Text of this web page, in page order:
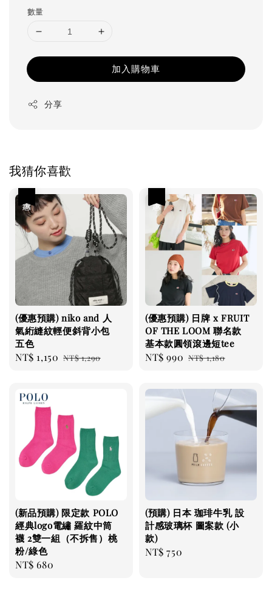
數量
加入購物車
分享
我猜你喜歡
(優惠預購) niko and 人
氣絎縫紋輕便斜背小包
五色
Sale
NT$ 1,150 Regular
NT$ 1,290
(優惠預購) 日牌 x FRUIT
OF THE LOOM 聯名款
基本款圓領滾邊短tee
Sale
NT$ 990 Regular
NT$ 1,180
(新品預購) 限定款 POLO
經典logo電繡 羅紋中筒
襪 2雙一組（不拆售）桃
粉/綠色
Regular
NT$ 680
(預購) 日本 珈琲牛乳 設
計感玻璃杯 圖案款 (小
款)
Regular
NT$ 750